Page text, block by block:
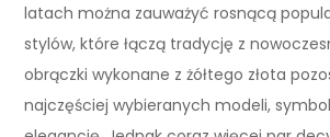
latach można zauważyć rosnącą
stylów, które łączą tradycję z
obrączki wykonane z żółtego złota
najczęściej wybieranych modeli,